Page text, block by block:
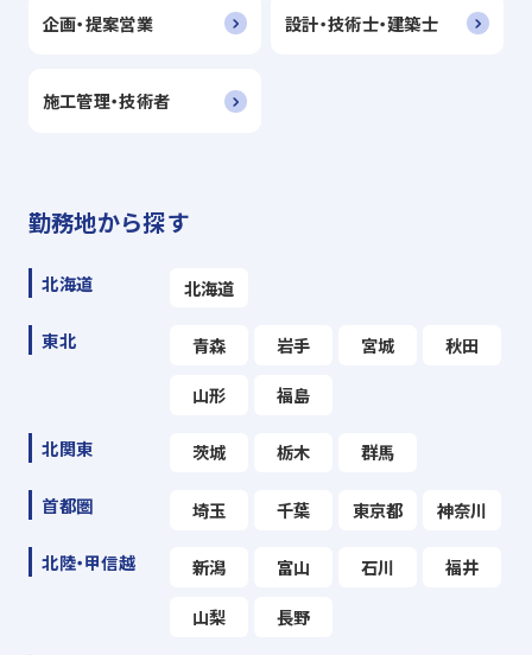
企画・提案営業 設計・技術士・建築士
施工管理・技術者
勤務地から探す
北海道 北海道
東北 青森 岩手 宮城 秋田
山形 福島
北関東 茨城 栃木 群馬
首都圏 埼玉 千葉 東京都 神奈川
北陸・甲信越 新潟 富山 石川 福井
山梨 長野